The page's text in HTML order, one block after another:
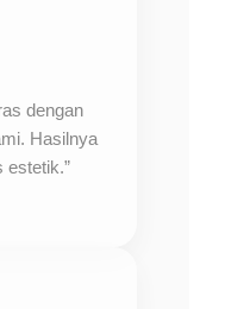
dengan
Hasilnya
estetik.”